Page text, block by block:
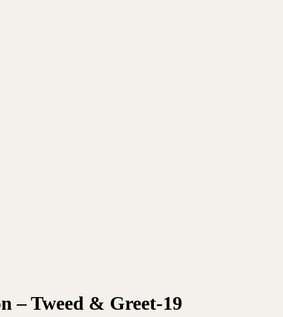
– Tweed & Greet-19